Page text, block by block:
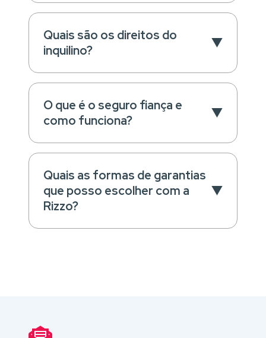
Quais são os direitos do
inquilino?
O que é o seguro fiança e
como funciona?
Quais as formas de garantias
que posso escolher com a
Rizzo?